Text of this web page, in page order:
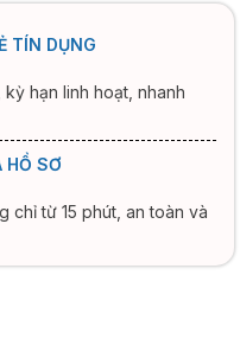
TÍN DỤNG
hạn linh hoạt, nhanh
HỒ SƠ
chỉ từ 15 phút, an toàn và